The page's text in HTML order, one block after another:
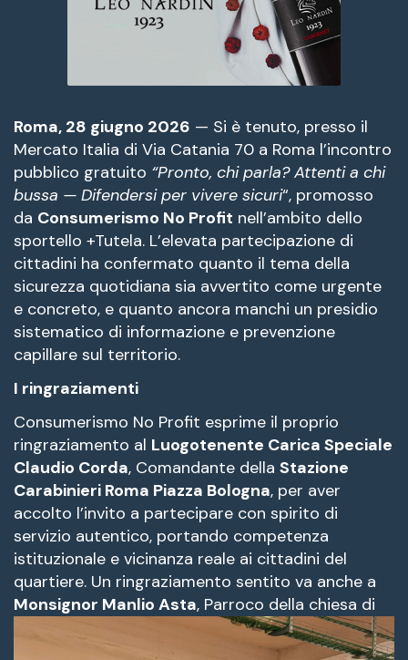
Roma, 28 giugno 2026 — Si è tenuto, presso il
Mercato Italia di Via Catania 70 a Roma l’incontro
pubblico gratuito “Pronto, chi parla? Attenti a chi
bussa — Difendersi per vivere sicuri“, promosso
da Consumerismo No Profit nell’ambito dello
sportello +Tutela. L’elevata partecipazione di
cittadini ha confermato quanto il tema della
sicurezza quotidiana sia avvertito come urgente
e concreto, e quanto ancora manchi un presidio
sistematico di informazione e prevenzione
capillare sul territorio.
I ringraziamenti
Consumerismo No Profit esprime il proprio
ringraziamento al Luogotenente Carica Speciale
Claudio Corda, Comandante della Stazione
Carabinieri Roma Piazza Bologna, per aver
accolto l’invito a partecipare con spirito di
servizio autentico, portando competenza
istituzionale e vicinanza reale ai cittadini del
quartiere. Un ringraziamento sentito va anche a
Monsignor Manlio Asta, Parroco della chiesa di